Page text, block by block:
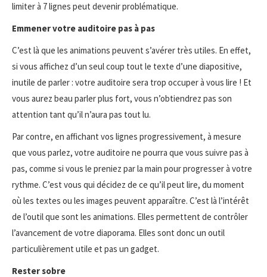
limiter à 7 lignes peut devenir problématique.
Emmener votre auditoire pas à pas
C’est là que les animations peuvent s’avérer très utiles. En effet,
si vous affichez d’un seul coup tout le texte d’une diapositive,
inutile de parler : votre auditoire sera trop occuper à vous lire ! Et
vous aurez beau parler plus fort, vous n’obtiendrez pas son
attention tant qu’il n’aura pas tout lu.
Par contre, en affichant vos lignes progressivement, à mesure
que vous parlez, votre auditoire ne pourra que vous suivre pas à
pas, comme si vous le preniez par la main pour progresser à votre
rythme. C’est vous qui décidez de ce qu’il peut lire, du moment
où les textes ou les images peuvent apparaître. C’est là l’intérêt
de l’outil que sont les animations. Elles permettent de contrôler
l’avancement de votre diaporama. Elles sont donc un outil
particulièrement utile et pas un gadget.
Rester sobre